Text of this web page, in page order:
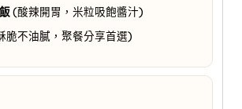
(酸辣開胃，米粒吸飽醬汁)
脆不油膩，聚餐分享首選)